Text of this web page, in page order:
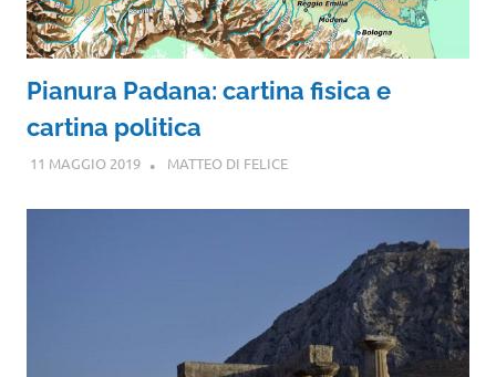
Pianura Padana: cartina fisica e
cartina politica
11 MAGGIO 2019 MATTEO DI FELICE